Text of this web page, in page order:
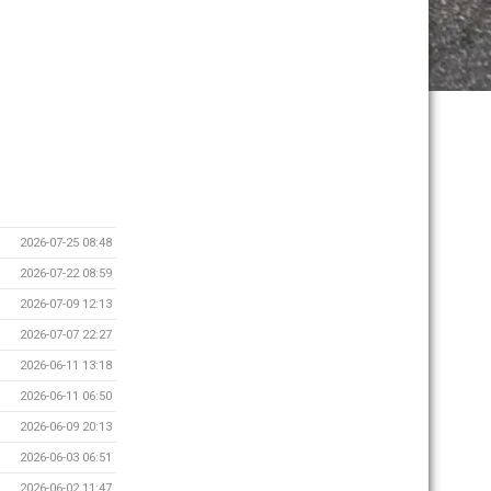
2026-07-25 08:48
2026-07-22 08:59
2026-07-09 12:13
2026-07-07 22:27
2026-06-11 13:18
2026-06-11 06:50
2026-06-09 20:13
2026-06-03 06:51